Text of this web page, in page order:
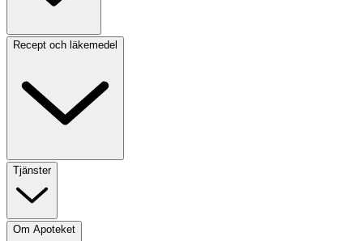
Recept och läkemedel
Tjänster
Om Apoteket